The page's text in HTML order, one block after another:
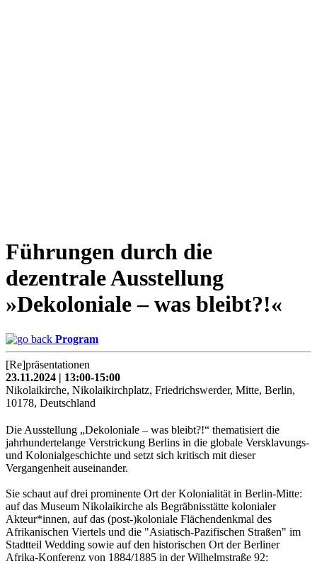
Führungen durch die
dezentrale Ausstellung
»Dekoloniale – was bleibt?!«
Program
[Re]präsentationen
23.11.2024 | 13:00-15:00
Nikolaikirche, Nikolaikirchplatz, Friedrichswerder, Mitte, Berlin,
10178, Deutschland
Die Ausstellung „Dekoloniale – was bleibt?!“ thematisiert die
jahrhundertelange Verstrickung Berlins in die globale Versklavungs-
und Kolonialgeschichte und setzt sich kritisch mit dieser
Vergangenheit auseinander.
Sie schaut auf drei prominente Ort der Kolonialität in Berlin-Mitte:
auf das Museum Nikolaikirche als Begräbnisstätte kolonialer
Akteur*innen, auf das (post-)koloniale Flächendenkmal des
Afrikanischen Viertels und die "Asiatisch-Pazifischen Straßen" im
Stadtteil Wedding sowie auf den historischen Ort der Berliner
Afrika-Konferenz von 1884/1885 in der Wilhelmstraße 92: